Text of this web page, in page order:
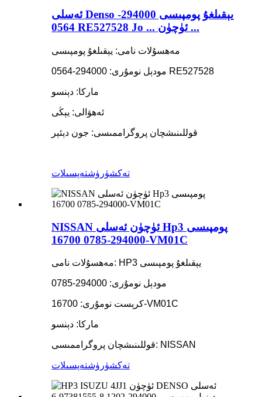
ئەسلى Denso يېقىلغۇ پومپىسى 294000-
0564 RE527528 Jo ... ئۈچۈن ...
مەھسۇلات نامى: يېقىلغۇ پومپىسى
مودېل نومۇرى: 294000-0564 RE527528
ماركا: دېنسو
ئەھۋالى: يېڭى
قوللىنىشچان پروگراممىسى: جون دېئېر
تەكشۈرۈشتەپسىلات
NISSAN ئۈچۈن ئەسلى Hp3 پومپىسى
294000-0785 16700-VM01C
مەھسۇلات نامى: HP3 يېقىلغۇ پومپىسى
مودېل نومۇرى: 294000-0785
كرېست نومۇرى: 16700-VM01C
ماركا: دېنسو
قوللىنىشچان پروگراممىسى: NISSAN
تەكشۈرۈشتەپسىلات